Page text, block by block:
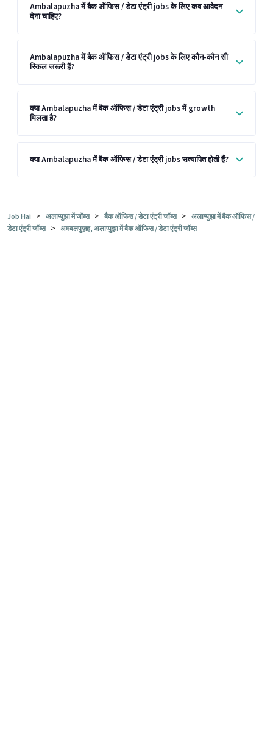
Ambalapuzha में बैक ऑफिस / डेटा एंट्री jobs के लिए कब आवेदन
देना चाहिए?
Ambalapuzha में बैक ऑफिस / डेटा एंट्री jobs के लिए कौन-कौन सी
स्किल जरूरी हैं?
क्या Ambalapuzha में बैक ऑफिस / डेटा एंट्री jobs में growth
मिलता है?
क्या Ambalapuzha में बैक ऑफिस / डेटा एंट्री jobs सत्यापित होती हैं?
Job Hai > अलाप्पुझा में जॉब्स > बैक ऑफिस / डेटा एंट्री जॉब्स > अलाप्पुझा में बैक ऑफिस /
डेटा एंट्री जॉब्स > अमबलपुज़ह, अलाप्पुझा में बैक ऑफिस / डेटा एंट्री जॉब्स